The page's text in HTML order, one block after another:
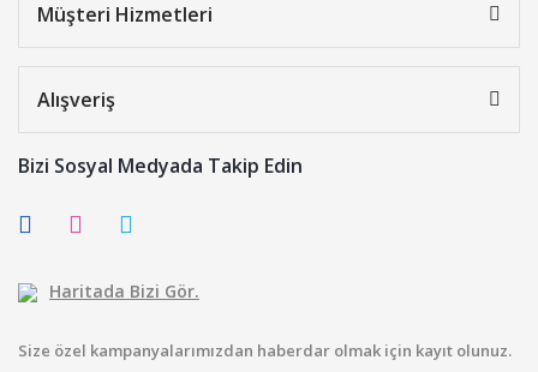
Müşteri Hizmetleri
Alışveriş
Bizi Sosyal Medyada Takip Edin
Haritada Bizi Gör.
Size özel kampanyalarımızdan haberdar olmak için kayıt olunuz.